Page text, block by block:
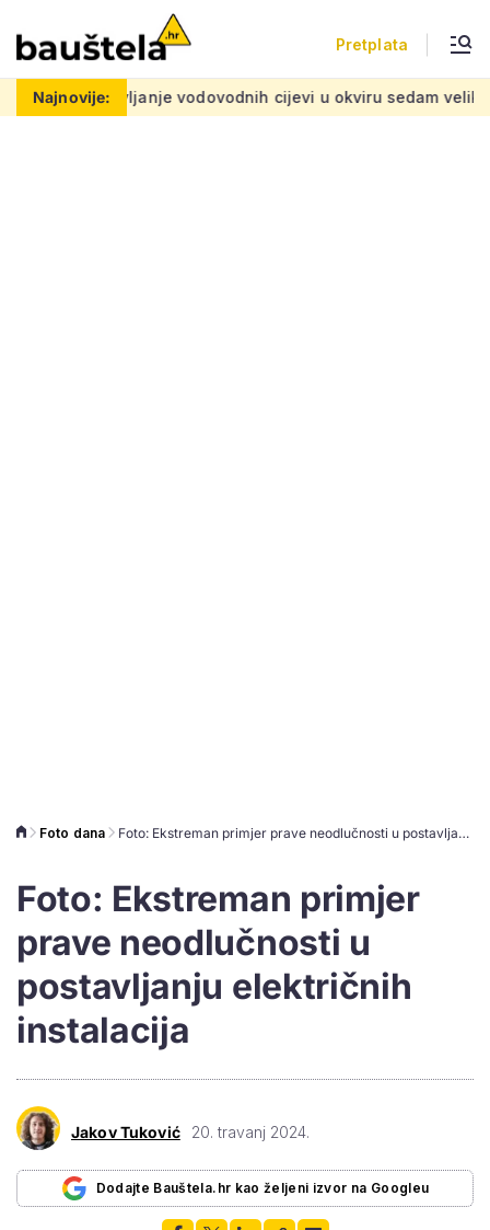
Pretplata
Najnovije:
vodovodnih cijevi u okviru sedam velikih projekata:
Foto dana Foto: Ekstreman primjer prave neodlučnosti u postavljanju električnih instalacija
Foto: Ekstreman primjer
prave neodlučnosti u
postavljanju električnih
instalacija
Jakov Tuković 20. travanj 2024.
Dodajte Bauštela.hr kao željeni izvor na Googleu